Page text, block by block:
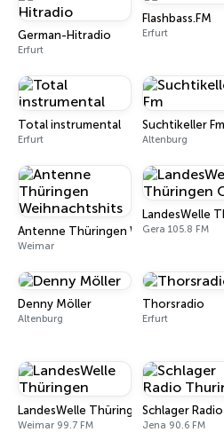
German-Hitradio
Erfurt
Flashbass.FM
Erfurt
Total instrumental
Erfurt
Suchtikeller Fm
Altenburg
Antenne Thüringen Weihnachtshits
Weimar
LandesWelle
Gera 105.8 FM
Denny Möller
Altenburg
Thorsradio
Erfurt
LandesWelle Thüringen
Weimar 99.7 FM
Schlager
Jena 90.6 FM